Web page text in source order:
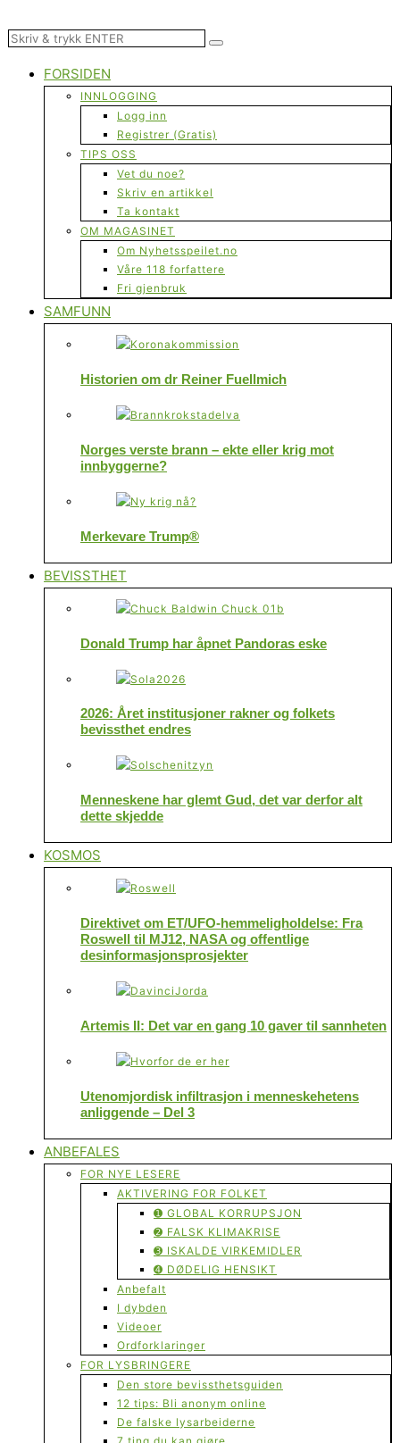
FORSIDEN
INNLOGGING
Logg inn
Registrer (Gratis)
TIPS OSS
Vet du noe?
Skriv en artikkel
Ta kontakt
OM MAGASINET
Om Nyhetsspeilet.no
Våre 118 forfattere
Fri gjenbruk
SAMFUNN
Historien om dr Reiner Fuellmich
Norges verste brann – ekte eller krig mot
innbyggerne?
Merkevare Trump®
BEVISSTHET
Donald Trump har åpnet Pandoras eske
2026: Året institusjoner rakner og folkets
bevissthet endres
Menneskene har glemt Gud, det var derfor alt
dette skjedde
KOSMOS
Direktivet om ET/UFO-hemmeligholdelse: Fra
Roswell til MJ12, NASA og offentlige
desinformasjonsprosjekter
Artemis II: Det var en gang 10 gaver til sannheten
Utenomjordisk infiltrasjon i menneskehetens
anliggende – Del 3
ANBEFALES
FOR NYE LESERE
AKTIVERING FOR FOLKET
➊ GLOBAL KORRUPSJON
➋ FALSK KLIMAKRISE
➌ ISKALDE VIRKEMIDLER
➍ DØDELIG HENSIKT
Anbefalt
I dybden
Videoer
Ordforklaringer
FOR LYSBRINGERE
Den store bevissthetsguiden
12 tips: Bli anonym online
De falske lysarbeiderne